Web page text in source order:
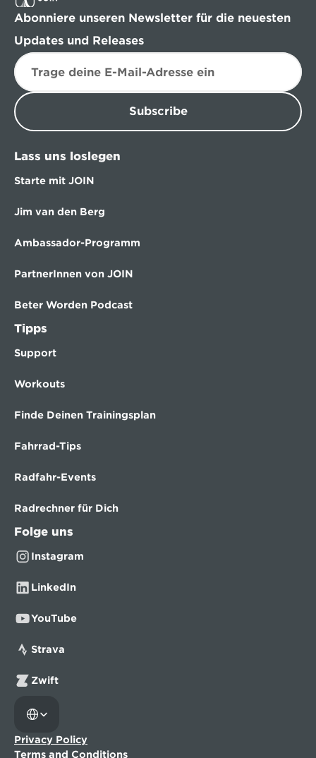
Abonniere unseren Newsletter für die neuesten
Updates und Releases
Subscribe
Lass uns loslegen
Starte mit JOIN
Jim van den Berg
Ambassador-Programm
PartnerInnen von JOIN
Beter Worden Podcast
Tipps
Support
Workouts
Finde Deinen Trainingsplan
Fahrrad-Tips
Radfahr-Events
Radrechner für Dich
Folge uns
Instagram
LinkedIn
YouTube
Strava
Zwift
Privacy Policy
Terms and Conditions